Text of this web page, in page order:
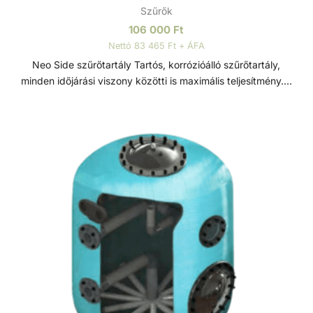
Szűrők
106 000 Ft
Nettó 83 465 Ft + ÁFA
Neo Side szűrőtartály Tartós, korrózióálló szűrőtartály,
minden időjárási viszony közötti is maximális teljesítmény. 7
szervizeléshez. A felső diffúzor biztosítja a víz egyenletes
eloszlását a homokágy tetején; ami sima, szabadon áramló
teljesítményt biztosít. Precíziósan megtervezett öntisztító
oldalsó csatornák a kiegyensúlyozott áramlás és
visszamosás, valamint a könnyű szervizelhetőség
érdekében. Szűrőtartály A medence vizének tisztaságát
folyamatos vízforgatással és szűréssel tudjuk fenn tartani.
Az álló vízben, melyet süt a nap, könnyedén
elszaporodhatnak az algák és más szennyeződések,
melyek nem csak a látványt rontják, de a fürdőzők
egészségére is veszélyesek lehetnek. A szűrőtartály a